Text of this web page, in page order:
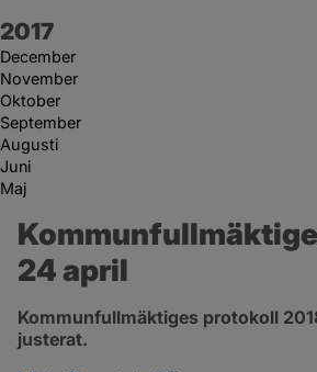
År:
2017
December
November
Oktober
September
Augusti
Juni
Maj
24 april
Kommunfullmäktiges protokoll
justerat.